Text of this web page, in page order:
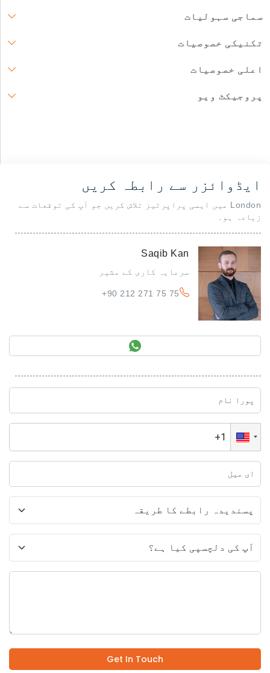
سماجی سہولیات
تکنیکی خصوصیات
اعلی خصوصیات
پروجیکٹ ویو
ایڈوائزر سے رابطہ کریں
London میں ایسی پراپرٹیز تلاش کریں جو آپ کی توقعات سے
زیادہ ہو۔
Saqib Kan
سرمایہ کاری کے مشیر
+90 212 271 75 75
Get In Touch